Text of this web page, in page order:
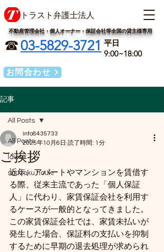
​トラスト弁護士法人
​不動産管理会社・個人オーナー・保証会社等全国の​貸主様専用
お問合わせ
​03-5829-3721 ​平日
9:00~18:00
​☎
記事
All Posts
lawer
souzoku houki
All Posts
ご挨拶
info8435733
2025年10月6日 読了時間: 1分
近年、アパートやマンションを賃借す
る際、従来主流であった「個人保証
人」に代わり、家賃保証会社を利用す
るケースが一般的となってきました。
この家賃保証会社では、家賃未払いが
発生した場合、保証料の支払いを抑制
するために早期の退去処理が求められ